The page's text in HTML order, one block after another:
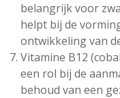
belangrijk voor
helpt bij de
ontwikkeling van
Vitamine B12
een rol bij de
behoud van een